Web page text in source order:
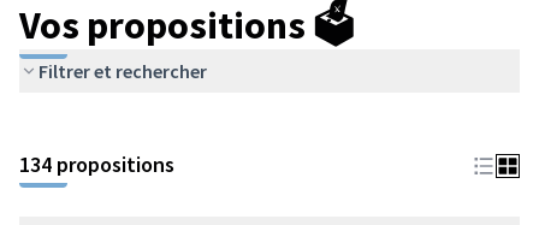
Vos propositions 🗳️
Filtrer et rechercher
134 propositions